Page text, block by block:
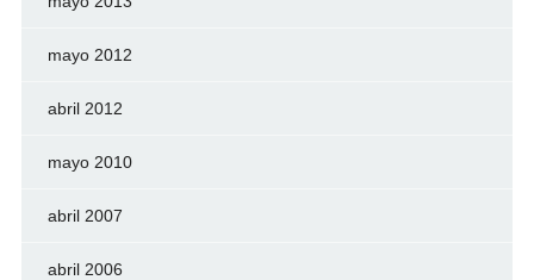
mayo 2012
abril 2012
mayo 2010
abril 2007
abril 2006